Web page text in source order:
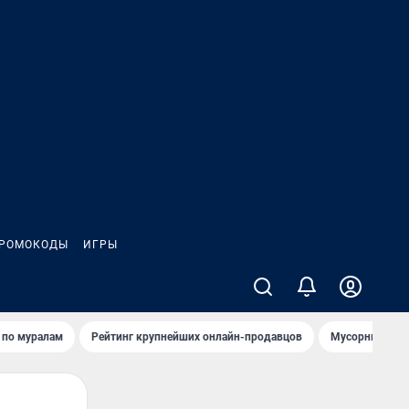
ИГРЫ
по мурaлaм Рейтинг крупнейших онлайн-продавцов Мусорный